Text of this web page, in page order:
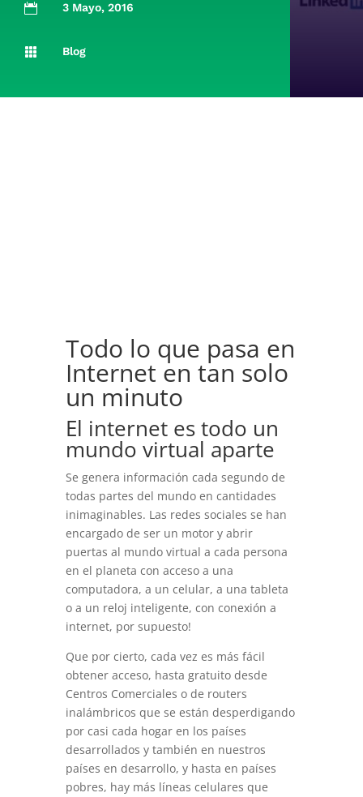
 3 Mayo, 2016
 Blog
Todo lo que pasa en
Internet en tan solo
un minuto
El internet es todo un
mundo virtual aparte
Se genera información cada segundo de
todas partes del mundo en cantidades
inimaginables. Las redes sociales se han
encargado de ser un motor y abrir
puertas al mundo virtual a cada persona
en el planeta con acceso a una
computadora, a un celular, a una tableta
o a un reloj inteligente, con conexión a
internet, por supuesto!
Que por cierto, cada vez es más fácil
obtener acceso, hasta gratuito desde
Centros Comerciales o de routers
inalámbricos que se están desperdigando
por casi cada hogar en los países
desarrollados y también en nuestros
países en desarrollo, y hasta en países
pobres, hay más líneas celulares que